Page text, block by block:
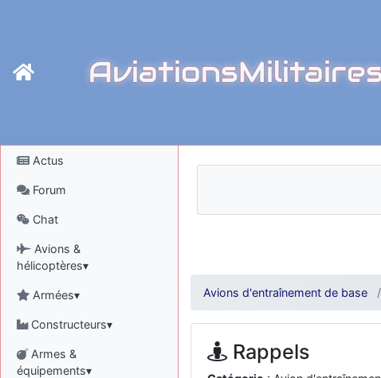
Actus
Forum
Chat
Avions &
hélicoptères▾
Armées▾
Constructeurs▾
Armes &
équipements▾
Avions d'entraînement de base
Rappels